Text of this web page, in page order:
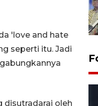
'love and hate
seperti itu. Jadi
disutradarai oleh